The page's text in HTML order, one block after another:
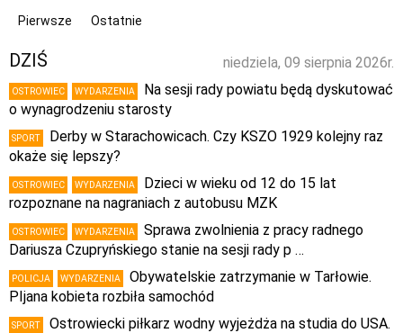
Pierwsze Ostatnie
niedziela, 09 sierpnia 2026r.
DZIŚ
OSTROWIEC WYDARZENIA
Na sesji rady powiatu będą dyskutować
o wynagrodzeniu starosty
SPORT
Derby w Starachowicach. Czy KSZO 1929 kolejny raz
okaże się lepszy?
OSTROWIEC WYDARZENIA
Dzieci w wieku od 12 do 15 lat
rozpoznane na nagraniach z autobusu MZK
OSTROWIEC WYDARZENIA
Sprawa zwolnienia z pracy radnego
Dariusza Czupryńskiego stanie na sesji rady p …
POLICJA WYDARZENIA
Obywatelskie zatrzymanie w Tarłowie.
PIjana kobieta rozbiła samochód
SPORT
Ostrowiecki piłkarz wodny wyjeżdża na studia do USA.